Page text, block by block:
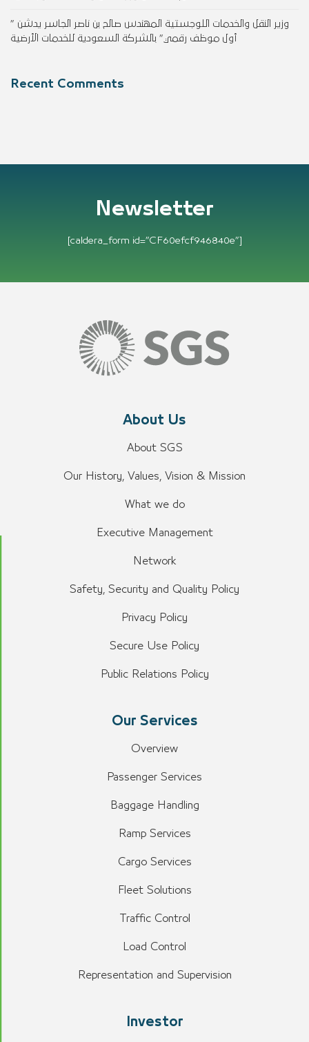
وزير النقل والخدمات اللوجستية المهندس صالح بن ناصر الجاسر يدشن ”
أول موظف رقمي” بالشركة السعودية للخدمات الأرضية
Recent Comments
Newsletter
[caldera_form id=”CF60efcf946840e”]
About Us
About SGS
Our History, Values, Vision & Mission
What we do
Executive Management
Network
Safety, Security and Quality Policy
Privacy Policy
Secure Use Policy
Public Relations Policy
Our Services
Overview
Passenger Services
Baggage Handling
Ramp Services
Cargo Services
Fleet Solutions
Traffic Control
Load Control
Representation and Supervision
Investor